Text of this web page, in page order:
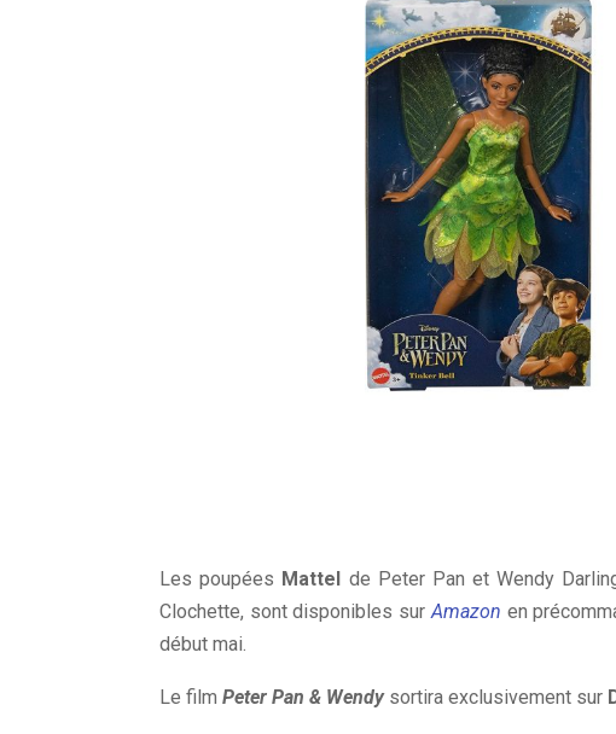
Les poupées Mattel de Peter Pan et Wendy
Clochette, sont disponibles surAmazon en
début mai.
Le film Peter Pan & Wendysortira exclusivement sur